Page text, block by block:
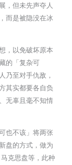
，但未先声夺人
而是被隐没在冰
，以免破坏原本
的「复杂可
乃至对手仇敌，
其实都要各自负
无辜且毫不知情
也不该」将两张
盘的方式，做为
克思盘等，此种